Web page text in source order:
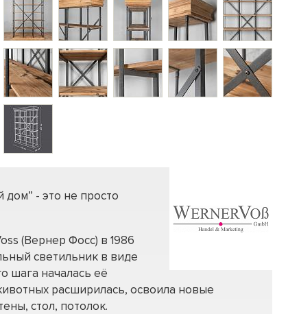
дом” - это не просто
(Вернер Фосс) в 1986
светильник в виде
шага началась её
расширилась, освоила новые
стол, потолок.